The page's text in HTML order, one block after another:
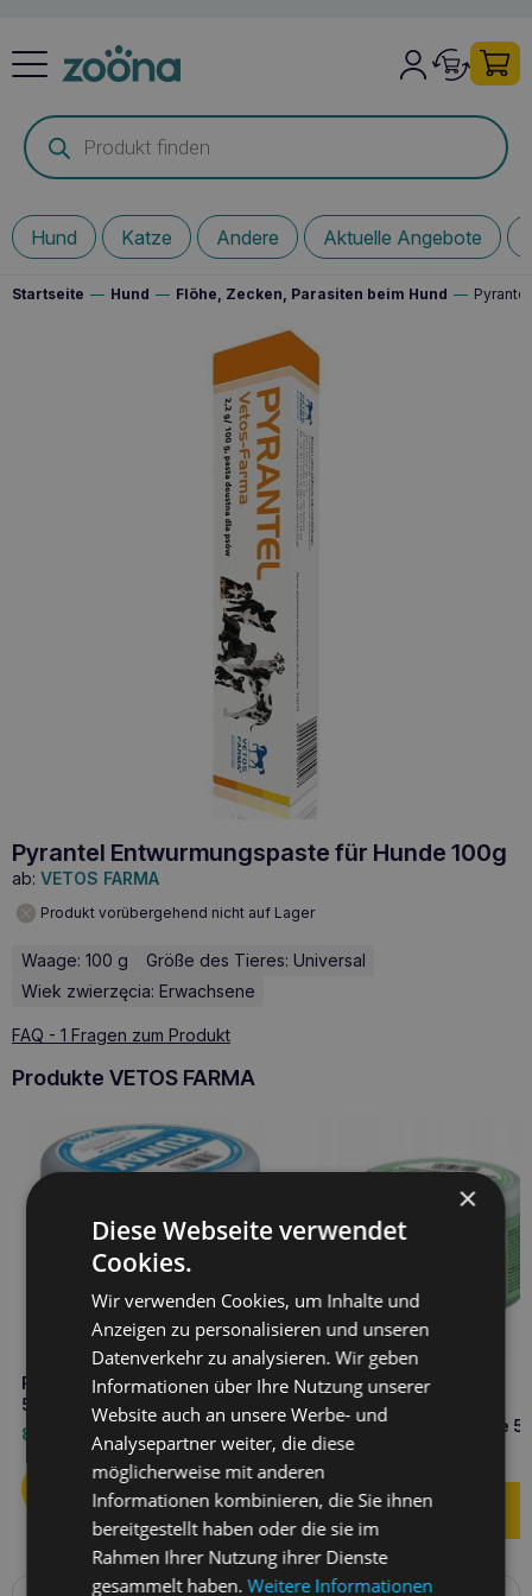
Products
search
Hund Katze Andere Aktuelle Angebote
Startseite — Hund — Flöhe, Zecken, Parasiten beim Hund —
Pyrantel Entwurmungspaste für Hunde 100g
ab: VETOS FARMA
Produkt vorübergehend nicht auf Lager
Waage: 100 g
Größe des Tieres: Universal
Wiek zwierzęcia: Erwachsene
FAQ - 1 Fragen zum Produkt
Produkte VETOS FARMA
RUMAK Kühlungsgel für Pferde
500g
8,90
RUMAK Wärmendes und
kühlendes Gel für Pferde
9,90
×
Diese Webseite verwendet
Cookies.
Wir verwenden Cookies, um Inhalte und
Anzeigen zu personalisieren und unseren
Datenverkehr zu analysieren. Wir geben
Informationen über Ihre Nutzung unserer
Website auch an unsere Werbe- und
Analysepartner weiter, die diese
möglicherweise mit anderen
Informationen kombinieren, die Sie ihnen
bereitgestellt haben oder die sie im
Rahmen Ihrer Nutzung ihrer Dienste
gesammelt haben.Weitere Informationen